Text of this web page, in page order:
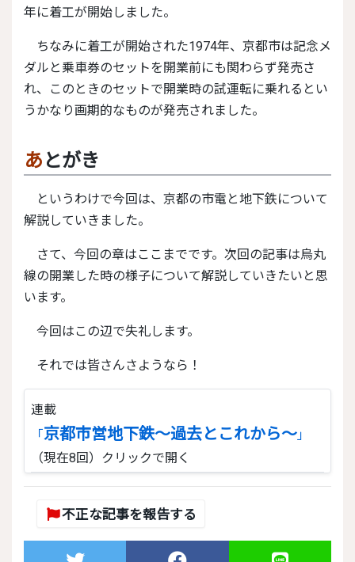
年に着工が開始しました。
ちなみに着工が開始された1974年、京都市は記念メ
ダルと乗車券のセットを開業前にも関わらず発売さ
れ、このときのセットで開業時の試運転に乗れるとい
うかなり画期的なものが発売されました。
あとがき
というわけで今回は、京都の市電と地下鉄について
解説していきました。
さて、今回の章はここまでです。次回の記事は烏丸
線の開業した時の様子について解説していきたいと思
います。
今回はこの辺で失礼します。
それでは皆さんさようなら！
連載
「京都市営地下鉄～過去とこれから～ 」
（現在8回）
クリックで開く
不正な記事を報告する